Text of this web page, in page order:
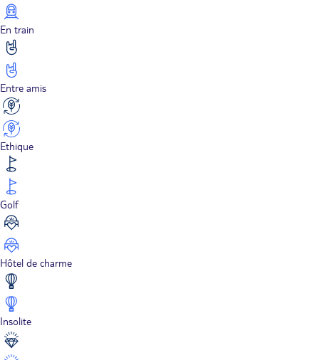
En train
Entre amis
Ethique
Golf
Hôtel de charme
Insolite